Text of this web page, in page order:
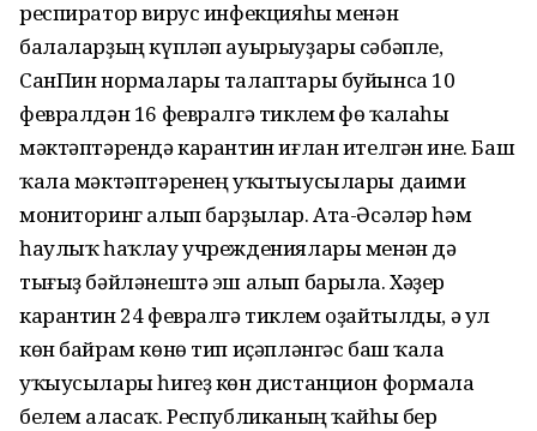
респиратор вирус инфекцияһы менән
балаларҙың күпләп ауырыуҙары сәбәпле,
СанПин нормалары талаптары буйынса 10
февралдән 16 февралгә тиклем Өфө ҡалаһы
мәктәптәрендә карантин иғлан ителгән ине. Баш
ҡала мәктәптәренең уҡытыусылары даими
мониторинг алып барҙылар. Ата-Әсәләр һәм
һаулыҡ һаҡлау учреждениялары менән дә
тығыҙ бәйләнештә эш алып барыла. Хәҙер
карантин 24 февралгә тиклем оҙайтылды, ә ул
көн байрам көнө тип иҫәпләнгәс баш ҡала
уҡыусылары һигеҙ көн дистанцион формала
белем аласаҡ. Республиканың ҡайһы бер